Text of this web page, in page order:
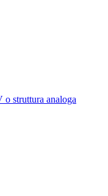
struttura analoga